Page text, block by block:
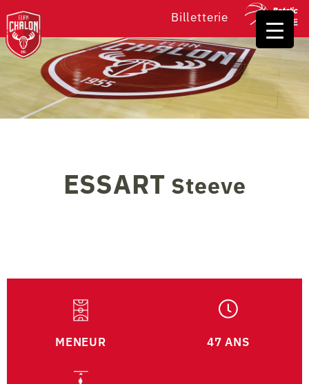
Billetterie
ESSART Steeve
MENEUR 47 ANS